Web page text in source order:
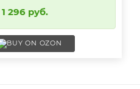
1 296 руб.